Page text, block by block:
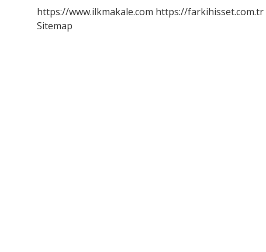
https://www.ilkmakale.com https://farkihisset.com.tr
Sitemap